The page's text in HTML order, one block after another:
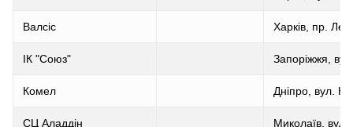
Валсіс Харків, пр.
ІК "Союз" Запоріжжя,
Комел Дніпро, вул.
СЦ Аладдін
Миколаїв, вул.